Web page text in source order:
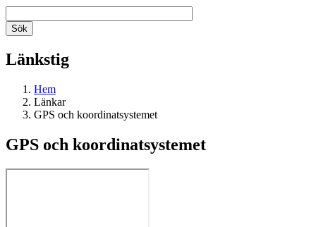
Länkstig
Hem
Länkar
GPS och koordinatsystemet
GPS och koordinatsystemet